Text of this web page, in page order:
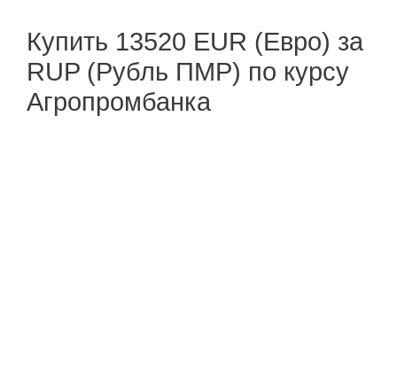
Купить 13520 EUR (Евро) за
RUP (Рубль ПМР) по курсу
Агропромбанка